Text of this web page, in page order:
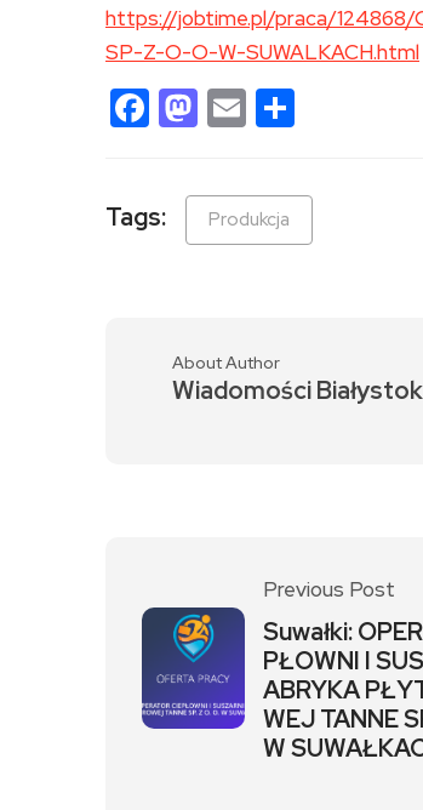
https://jobtime.pl/praca/124868/
SP-Z-O-O-W-SUWALKACH.html
Facebook
Mastodon
Email
Tags: Produkcja
About Author
Wiadomości Białystok
Previous Post
Suwałki:
PŁOWNI I
ABRYKA
WEJ TANNE
W